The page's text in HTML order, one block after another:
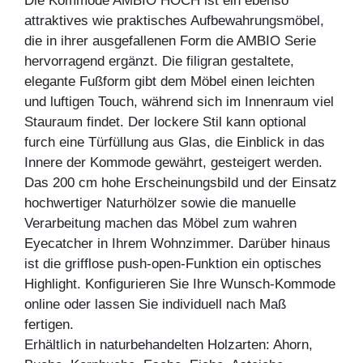
attraktives wie praktisches Aufbewahrungsmöbel,
die in ihrer ausgefallenen Form die AMBIO Serie
hervorragend ergänzt. Die filigran gestaltete,
elegante Fußform gibt dem Möbel einen leichten
und luftigen Touch, während sich im Innenraum viel
Stauraum findet. Der lockere Stil kann optional
furch eine Türfüllung aus Glas, die Einblick in das
Innere der Kommode gewährt, gesteigert werden.
Das 200 cm hohe Erscheinungsbild und der Einsatz
hochwertiger Naturhölzer sowie die manuelle
Verarbeitung machen das Möbel zum wahren
Eyecatcher in Ihrem Wohnzimmer. Darüber hinaus
ist die grifflose push-open-Funktion ein optisches
Highlight. Konfigurieren Sie Ihre Wunsch-Kommode
online oder lassen Sie individuell nach Maß
fertigen.
Erhältlich in naturbehandelten Holzarten: Ahorn,